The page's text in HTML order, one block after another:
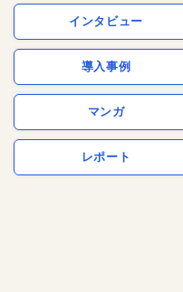
インタビュー
導入事例
マンガ
レポート